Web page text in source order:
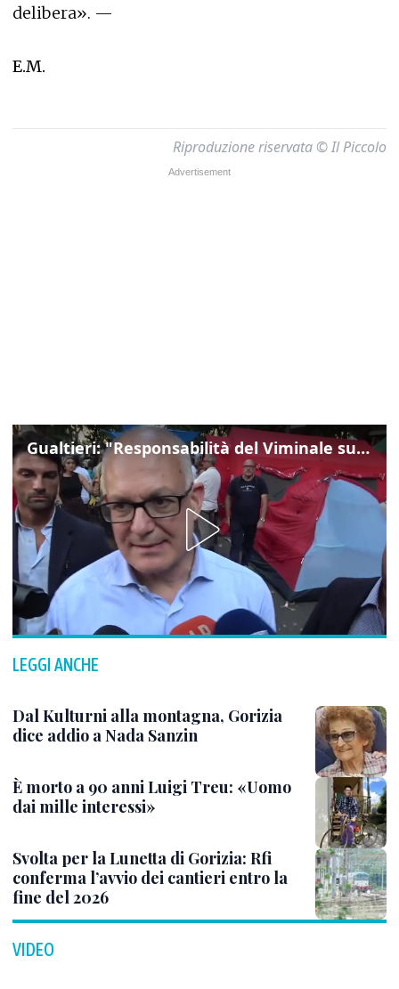
delibera». —
E.M.
Riproduzione riservata © Il Piccolo
Gualtieri: "Responsabilità del Viminale su Spin Time? La posizione dei partiti è nota"
LEGGI ANCHE
Dal Kulturni alla montagna, Gorizia
dice addio a Nada Sanzin
È morto a 90 anni Luigi Treu: «Uomo
dai mille interessi»
Svolta per la Lunetta di Gorizia: Rfi
conferma l’avvio dei cantieri entro la
fine del 2026
VIDEO